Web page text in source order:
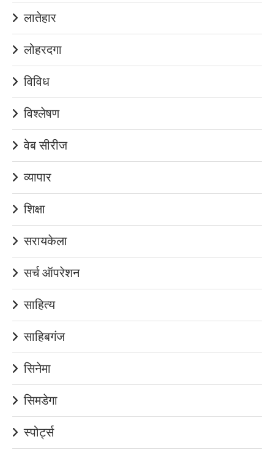
लातेहार
लोहरदगा
विविध
विश्लेषण
वेब सीरीज
व्यापार
शिक्षा
सरायकेला
सर्च ऑपरेशन
साहित्य
साहिबगंज
सिनेमा
सिमडेगा
स्पोर्ट्स